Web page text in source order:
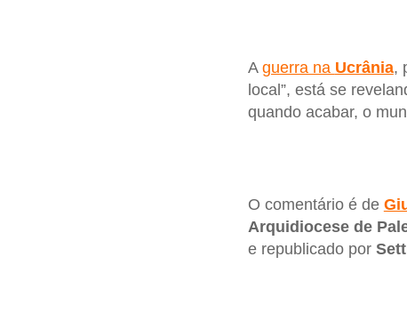
A guerra na Ucrânia,
local”, está se
quando acabar, o
O comentário é de
Arquidiocese de
e republicado por